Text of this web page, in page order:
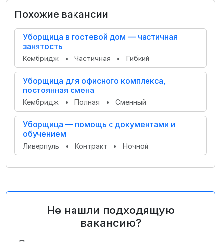
Похожие вакансии
Уборщица в гостевой дом — частичная
занятость
Кембридж • Частичная • Гибкий
Уборщица для офисного комплекса,
постоянная смена
Кембридж • Полная • Сменный
Уборщица — помощь с документами и
обучением
Ливерпуль • Контракт • Ночной
Не нашли подходящую
вакансию?